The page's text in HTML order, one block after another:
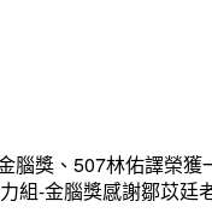
獎、507林佑譯榮
組-金腦獎感謝鄒苡廷